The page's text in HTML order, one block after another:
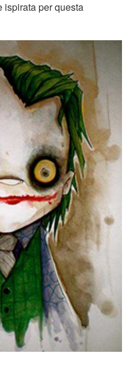
ispirata per questa